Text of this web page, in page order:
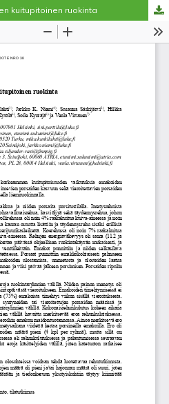
kuitupitoinen ruokinta
seurain valtuuskunta